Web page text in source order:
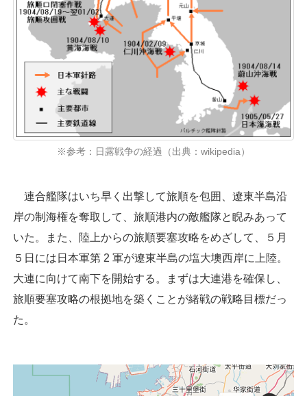
※参考：日露戦争の経過（出典：wikipedia）
連合艦隊はいち早く出撃して旅順を包囲、遼東半島沿
岸の制海権を奪取して、旅順港内の敵艦隊と睨みあって
いた。また、陸上からの旅順要塞攻略をめざして、５月
５日には日本軍第 2 軍が遼東半島の塩大墺西岸に上陸。
大連に向けて南下を開始する。まずは大連港を確保し、
旅順要塞攻略の根拠地を築くことが緒戦の戦略目標だっ
た。